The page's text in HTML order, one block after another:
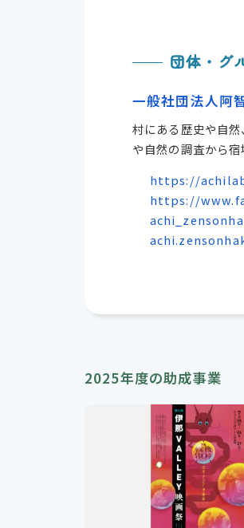
団体・グ
一般社団法人阿
村にある歴史や自
や自然の調査から
https://
https://
2025年度の助成事業